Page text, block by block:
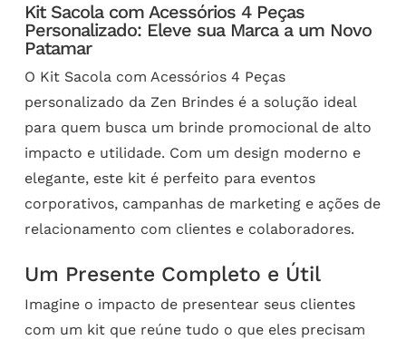
Kit Sacola com Acessórios 4 Peças
Personalizado: Eleve sua Marca a um Novo
Patamar
O Kit Sacola com Acessórios 4 Peças
personalizado da Zen Brindes é a solução ideal
para quem busca um brinde promocional de alto
impacto e utilidade. Com um design moderno e
elegante, este kit é perfeito para eventos
corporativos, campanhas de marketing e ações de
relacionamento com clientes e colaboradores.
Um Presente Completo e Útil
Imagine o impacto de presentear seus clientes
com um kit que reúne tudo o que eles precisam